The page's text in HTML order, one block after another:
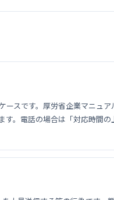
ースです。厚労省企業マニュ
。電話の場合は「対応時間